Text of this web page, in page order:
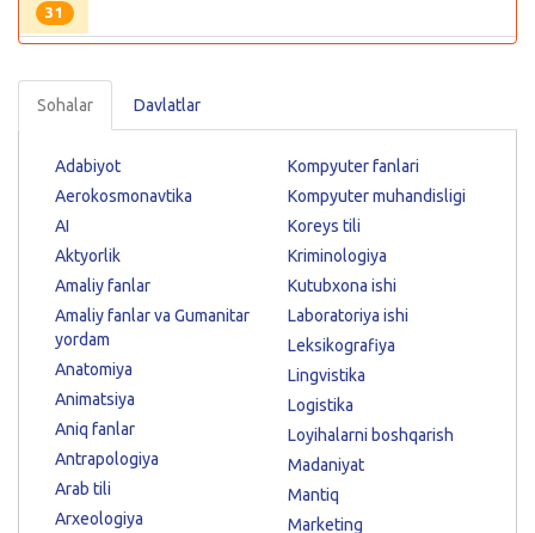
31
Sohalar Davlatlar
Adabiyot
Aerokosmonavtika
AI
Aktyorlik
Amaliy fanlar
Amaliy fanlar va Gumanitar
yordam
Anatomiya
Animatsiya
Aniq fanlar
Antrapologiya
Arab tili
Arxeologiya
Kompyuter fanlari
Kompyuter muhandisligi
Koreys tili
Kriminologiya
Kutubxona ishi
Laboratoriya ishi
Leksikografiya
Lingvistika
Logistika
Loyihalarni boshqarish
Madaniyat
Mantiq
Marketing